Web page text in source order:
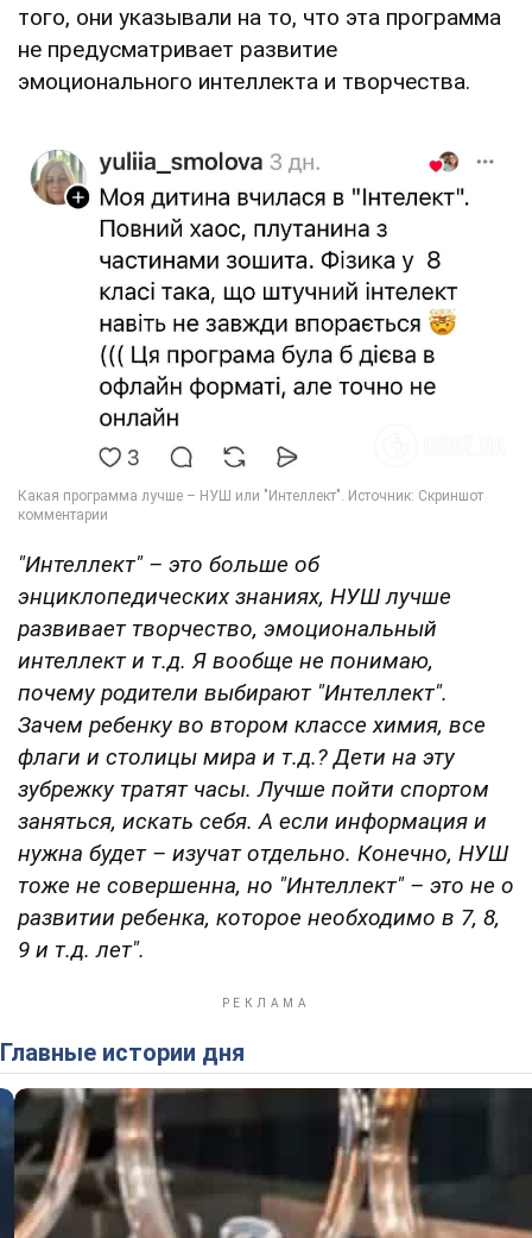
того, они указывали на то, что эта программа
не предусматривает развитие
эмоционального интеллекта и творчества.
"Интеллект" – это больше об
энциклопедических знаниях, НУШ лучше
развивает творчество, эмоциональный
интеллект и т.д. Я вообще не понимаю,
почему родители выбирают "Интеллект".
Зачем ребенку во втором классе химия, все
флаги и столицы мира и т.д.? Дети на эту
зубрежку тратят часы. Лучше пойти спортом
заняться, искать себя. А если информация и
нужна будет – изучат отдельно. Конечно, НУШ
тоже не совершенна, но "Интеллект" – это не о
развитии ребенка, которое необходимо в 7, 8,
9 и т.д. лет".
Главные истории дня